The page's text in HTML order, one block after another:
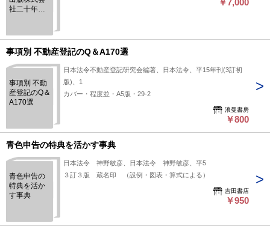
社二十年
￥7,000
事項別 不動産登記のQ＆A170選
事項別 不動
産登記のQ＆
A170選
日本法令不動産登記研究会編著、日本法令、平15年刊(3訂初
版)、1
カバー・程度並・A5版・29-2
浪曼書房
￥800
青色申告の特典を活かす事典
青色申告の
特典を活か
す事典
日本法令 神野敏彦、日本法令 神野敏彦、平5
３訂３版 蔵名印 （設例・図表・算式による）
吉田書店
￥950